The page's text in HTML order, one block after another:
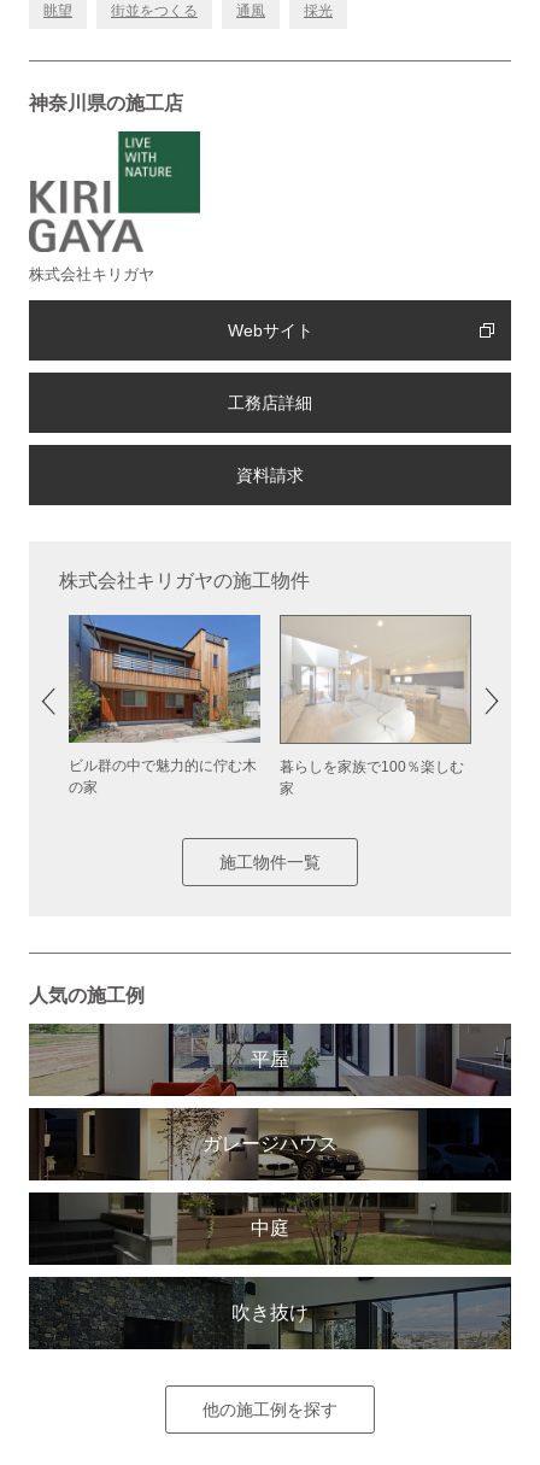
眺望 街並をつくる 通風 採光
神奈川県の施工店
株式会社キリガヤ
Webサイト
工務店詳細
株式会社キリガヤの施工物件
ビル群の中で魅力的に佇む木
の家
暮らしを家族で100％楽しむ
家
施工物件一覧
人気の施工例
平屋
ガレージハウス
中庭
吹き抜け
他の施工例を探す